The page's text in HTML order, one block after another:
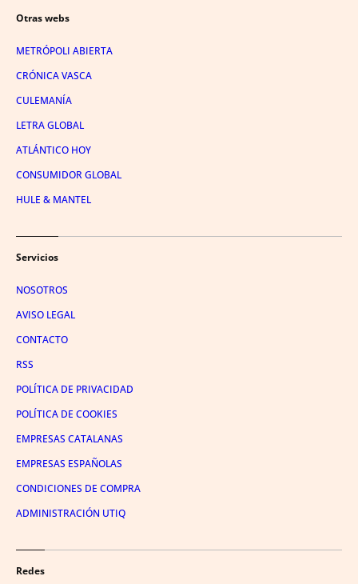
Otras webs
METRÓPOLI ABIERTA
CRÓNICA VASCA
CULEMANÍA
LETRA GLOBAL
ATLÁNTICO HOY
CONSUMIDOR GLOBAL
HULE & MANTEL
Servicios
NOSOTROS
AVISO LEGAL
CONTACTO
RSS
POLÍTICA DE PRIVACIDAD
POLÍTICA DE COOKIES
EMPRESAS CATALANAS
EMPRESAS ESPAÑOLAS
CONDICIONES DE COMPRA
ADMINISTRACIÓN UTIQ
Redes